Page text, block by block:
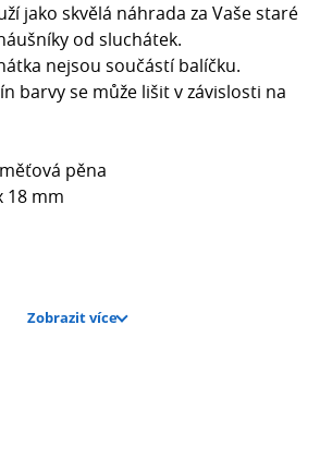
jako skvělá náhrada za Vaše staré
od sluchátek.
nejsou součástí balíčku.
barvy se může lišit v závislosti na
pěna
18 mm
Zobrazit více